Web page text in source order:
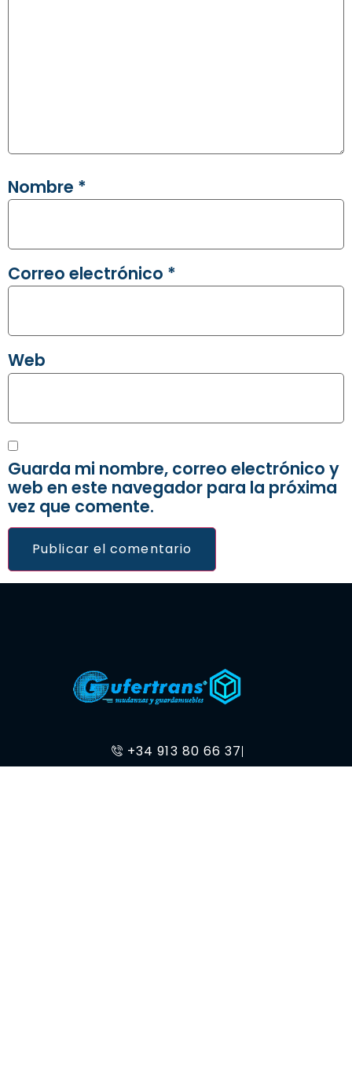
Nombre *
Correo electrónico *
Web
Guarda mi nombre, correo electrónico y
web en este navegador para la próxima
vez que comente.
+34 913 80 66 37